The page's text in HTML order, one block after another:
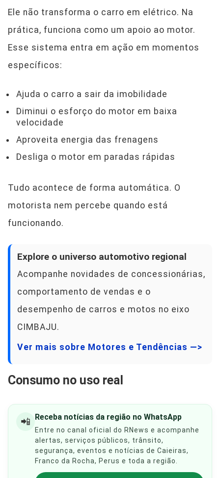
Ele não transforma o carro em elétrico. Na
prática, funciona como um apoio ao motor.
Esse sistema entra em ação em momentos
específicos:
Ajuda o carro a sair da imobilidade
Diminui o esforço do motor em baixa
velocidade
Aproveita energia das frenagens
Desliga o motor em paradas rápidas
Tudo acontece de forma automática. O
motorista nem percebe quando está
funcionando.
Explore o universo automotivo regional
Acompanhe novidades de concessionárias,
comportamento de vendas e o
desempenho de carros e motos no eixo
CIMBAJU.
Ver mais sobre Motores e Tendências —>
Consumo no uso real
📲 Receba notícias da região no WhatsApp
Entre no canal oficial do RNews e acompanhe
alertas, serviços públicos, trânsito,
segurança, eventos e notícias de Caieiras,
Franco da Rocha, Perus e toda a região.